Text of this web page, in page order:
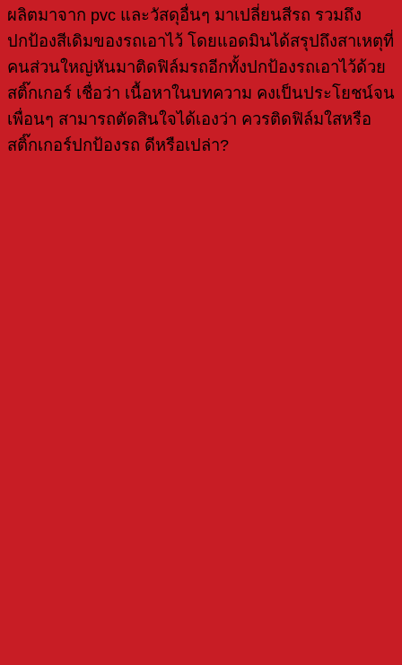
ผลิตมาจาก pvc และวัสดุอื่นๆ มาเปลี่ยนสีรถ รวมถึง
ปกป้องสีเดิมของรถเอาไว้ โดยแอดมินได้สรุปถึงสาเหตุที่
คนส่วนใหญ่หันมาติดฟิล์มรถอีกทั้งปกป้องรถเอาไว้ด้วย
สติ๊กเกอร์ เชื่อว่า เนื้อหาในบทความ คงเป็นประโยชน์จน
เพื่อนๆ สามารถตัดสินใจได้เองว่า ควรติดฟิล์มใสหรือ
สติ๊กเกอร์ปกป้องรถ ดีหรือเปล่า?